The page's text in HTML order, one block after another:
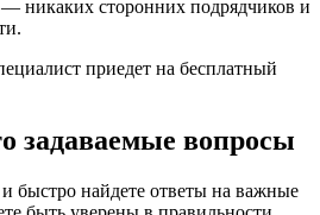
никаких сторонних подрядчиков и
приедет на бесплатный
задаваемые вопросы
быстро найдете ответы на важные